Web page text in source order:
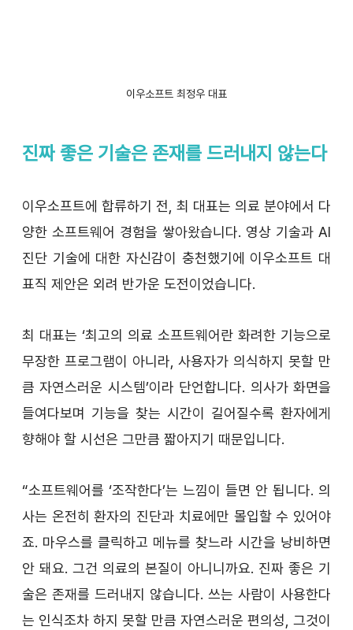
이우소프트 최정우 대표
진짜 좋은 기술은 존재를 드러내지 않는다
이우소프트에 합류하기 전, 최 대표는 의료 분야에서 다
양한 소프트웨어 경험을 쌓아왔습니다. 영상 기술과 AI
진단 기술에 대한 자신감이 충천했기에 이우소프트 대
표직 제안은 외려 반가운 도전이었습니다.
최 대표는 ‘최고의 의료 소프트웨어란 화려한 기능으로
무장한 프로그램이 아니라, 사용자가 의식하지 못할 만
큼 자연스러운 시스템’이라 단언합니다. 의사가 화면을
들여다보며 기능을 찾는 시간이 길어질수록 환자에게
향해야 할 시선은 그만큼 짧아지기 때문입니다.
“소프트웨어를 ‘조작한다’는 느낌이 들면 안 됩니다. 의
사는 온전히 환자의 진단과 치료에만 몰입할 수 있어야
죠. 마우스를 클릭하고 메뉴를 찾느라 시간을 낭비하면
안 돼요. 그건 의료의 본질이 아니니까요. 진짜 좋은 기
술은 존재를 드러내지 않습니다. 쓰는 사람이 사용한다
는 인식조차 하지 못할 만큼 자연스러운 편의성, 그것이